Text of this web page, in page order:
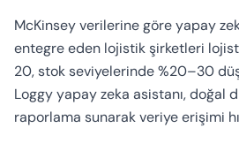
McKinsey verilerine göre yapay
entegre eden lojistik şirketleri
20, stok seviyelerinde %20–30
Loggy yapay zeka asistanı, doğal
raporlama sunarak veriye erişimi